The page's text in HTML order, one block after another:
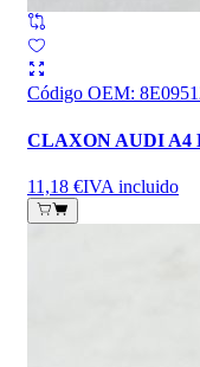
Código OEM:
CLAXON AUDI A4
11,18 €IVA incluido